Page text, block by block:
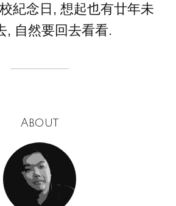
紀念日, 想起也有廿年未
, 自然要回去看看.
About